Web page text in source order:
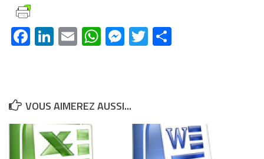
Facebook
LinkedIn
EmailWhatsApp
Messenger
Twitter
VOUS AIMEREZ AUSSI...